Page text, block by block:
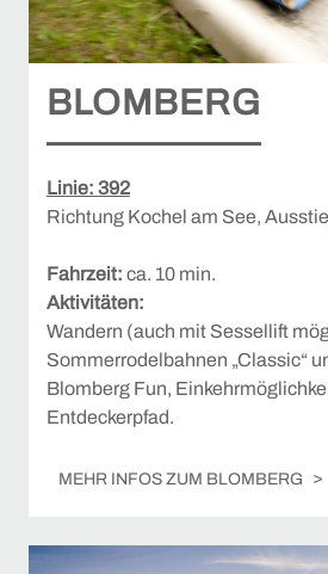
BLOMBERG
Linie: 392
Richtung Kochel am See,
Fahrzeit: ca. 10 min.
Aktivitäten:
Wandern (auch mit Sessellift
Sommerrodelbahnen „Classic“
Blomberg Fun,
Entdeckerpfad.
MEHR INFOS ZUM BLOMBERG